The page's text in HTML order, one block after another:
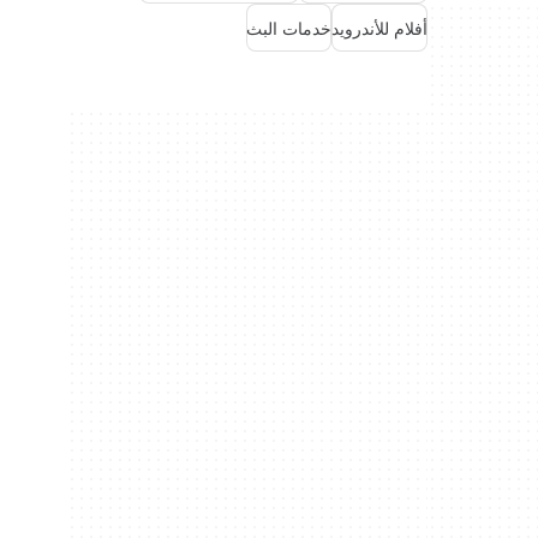
أفلام للأندرويدخدمات البث